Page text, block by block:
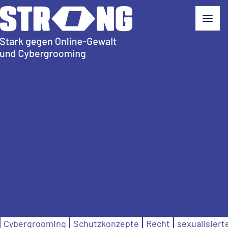
Cybergrooming
Schutzkonzepte Recht